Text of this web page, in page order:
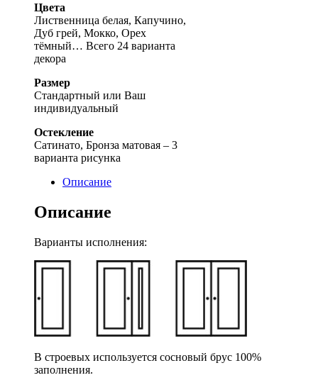
Цвета
Лиственница белая, Капучино,
Дуб грей, Мокко, Орех
тёмный… Всего 24 варианта
декора
Размер
Стандартный или Ваш
индивидуальный
Остекление
Сатинато, Бронза матовая – 3
варианта рисунка
Описание
Описание
Варианты исполнения:
В строевых используется сосновый брус 100%
заполнения.